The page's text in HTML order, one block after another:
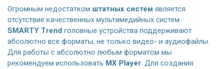
Огромным недостатком штатных систем является
отсутствие качественных мультимедийных систем.
SMARTY Trend головные устройства поддерживают
абсолютно все форматы, не только видео- и аудиофайлы.
Для работы с абсолютно любым форматом мы
рекомендуем использовать MX Player. Для создания